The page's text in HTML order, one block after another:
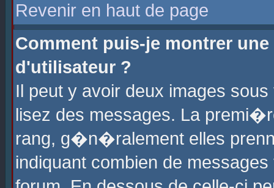
Revenir en haut de page
Comment puis-je montrer
d'utilisateur ?
Il peut y avoir deux images
lisez des messages. La
rang, g�n�ralement elles
indiquant combien de